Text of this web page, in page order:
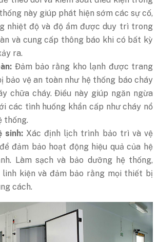
này giúp phát hiện sớm các sự cố,
nhiệt độ và độ ẩm được duy trì trong
và cung cấp thông báo khi có bất kỳ
ra.
Đảm bảo rằng kho lạnh được trang
bảo vệ an toàn như hệ thống báo cháy
chữa cháy. Điều này giúp ngăn ngừa
các tình huống khẩn cấp như cháy nổ
thống.
sinh:Xác định lịch trình bảo trì và vệ
đảm bảo hoạt động hiệu quả của hệ
Làm sạch và bảo dưỡng hệ thống,
kiện và đảm bảo rằng mọi thiết bị
cách.